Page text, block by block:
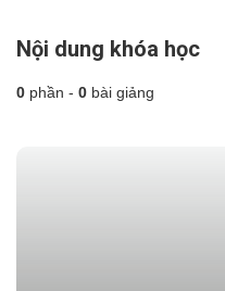
Nội dung khóa học
0 phần - 0 bài giảng